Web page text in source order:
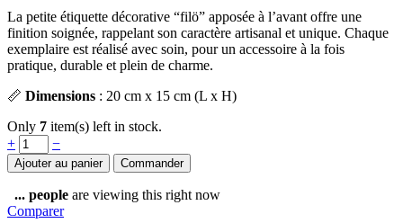
La petite étiquette décorative “filö” apposée à l’avant offre une
finition soignée, rappelant son caractère artisanal et unique. Chaque
exemplaire est réalisé avec soin, pour un accessoire à la fois
pratique, durable et plein de charme.
📏 Dimensions : 20 cm x 15 cm (L x H)
Only 7 item(s) left in stock.
Quantity
+ −
Ajouter au panier Commander
... people are viewing this right now
Comparer